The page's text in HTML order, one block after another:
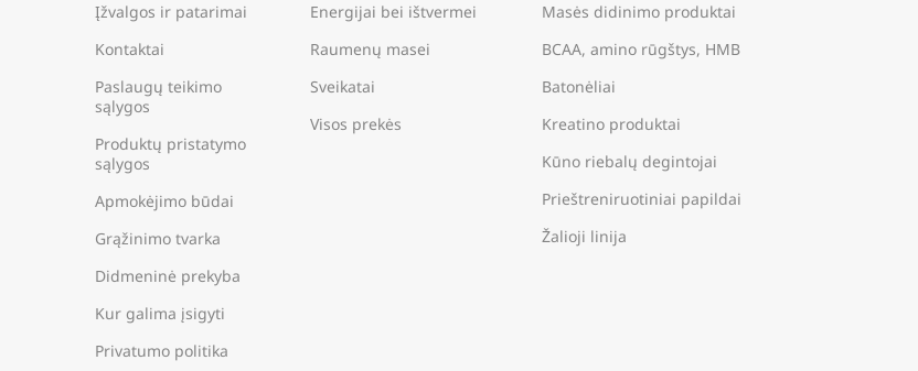
Įžvalgos ir patarimai
Kontaktai
Paslaugų teikimo
sąlygos
Produktų pristatymo
sąlygos
Apmokėjimo būdai
Grąžinimo tvarka
Didmeninė prekyba
Kur galima įsigyti
Privatumo politika
Energijai bei ištvermei
Raumenų masei
Sveikatai
Visos prekės
Masės didinimo produktai
BCAA, amino rūgštys, HMB
Batonėliai
Kreatino produktai
Kūno riebalų degintojai
Prieštreniruotiniai papildai
Žalioji linija